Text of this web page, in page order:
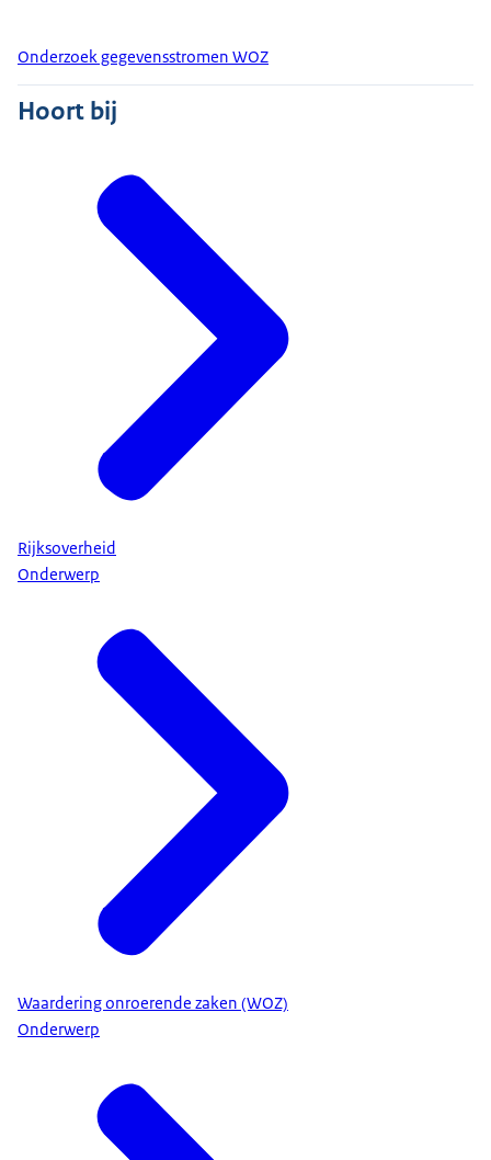
Onderzoek gegevensstromen WOZ
Hoort bij
Rijksoverheid
Onderwerp
Waardering onroerende zaken (WOZ)
Onderwerp